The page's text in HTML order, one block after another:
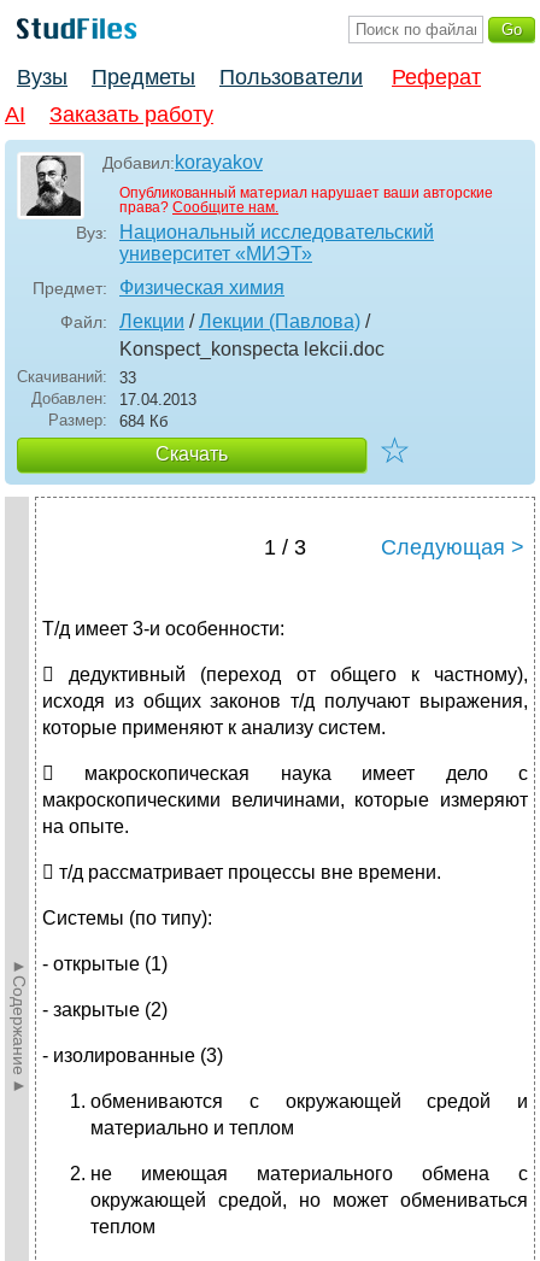
Вузы Предметы Пользователи
Реферат
AI
Заказать работу
Добавил:korayakov
Опубликованный материал нарушает ваши авторские
права? Сообщите нам.
Вуз:
Национальный исследовательский
университет «МИЭТ»
Предмет: Физическая химия
Файл: Лекции /Лекции (Павлова) /
Konspect_konspecta lekcii.doc
Скачиваний:
33
Добавлен:
17.04.2013
Размер:
684 Кб
Скачать ☆
►Содержание►
1 / 3 Следующая >
Т/д имеет 3-и особенности:
 дедуктивный (переход от общего к частному),
исходя из общих законов т/д получают выражения,
которые применяют к анализу систем.
 макроскопическая наука имеет дело с
макроскопическими величинами, которые измеряют
на опыте.
 т/д рассматривает процессы вне времени.
Системы (по типу):
- открытые (1)
- закрытые (2)
- изолированные (3)
обмениваются с окружающей средой и
материально и теплом
не имеющая материального обмена с
окружающей средой, но может обмениваться
теплом